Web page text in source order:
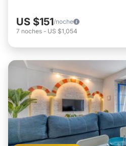
US $151/noche
7 noches - US $1,054